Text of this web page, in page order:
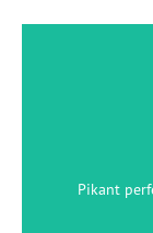
Pikant
Pikant